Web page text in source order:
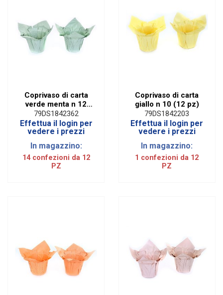
Coprivaso di carta
verde menta n 12
(12 pz)
79DS1842362
Effettua il login per
vedere i prezzi
In magazzino:
14 confezioni da 12
PZ
Coprivaso di carta
giallo n 10 (12 pz)
79DS1842203
Effettua il login per
vedere i prezzi
In magazzino:
1 confezioni da 12
PZ